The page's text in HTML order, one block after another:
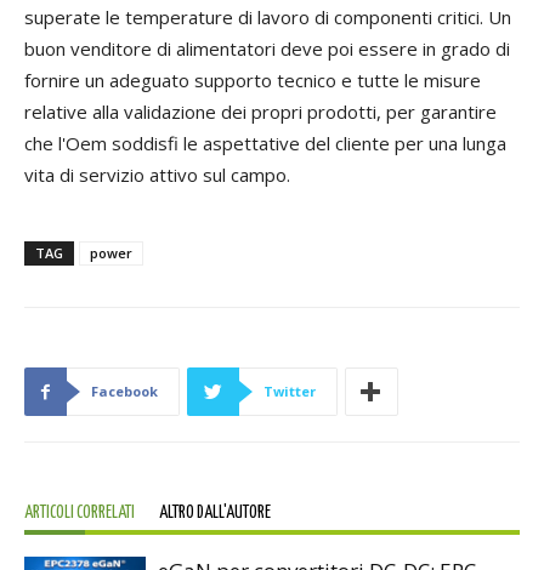
superate le temperature di lavoro di componenti critici. Un
buon venditore di alimentatori deve poi essere in grado di
fornire un adeguato supporto tecnico e tutte le misure
relative alla validazione dei propri prodotti, per garantire
che l'Oem soddisfi le aspettative del cliente per una lunga
vita di servizio attivo sul campo.
TAG power
Facebook Twitter
ARTICOLI CORRELATI ALTRO DALL'AUTORE